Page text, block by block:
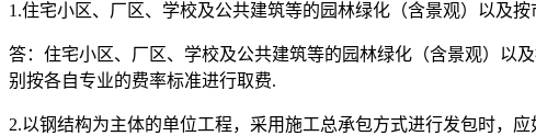
1.住宅小区、厂区、学校及公共建筑等的园林绿化（含景观）以及
答：住宅小区、厂区、学校及公共建筑等的园林绿化（含景观）以
别按各自专业的费率标准进行取费.
2.以钢结构为主体的单位工程，采用施工总承包方式进行发包时，应